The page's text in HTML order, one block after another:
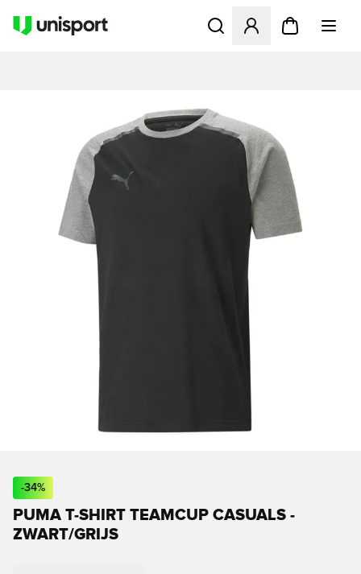
Opent een venster om in
-34%
PUMA T-SHIRT TEAMCUP CASUALS -
ZWART/GRIJS